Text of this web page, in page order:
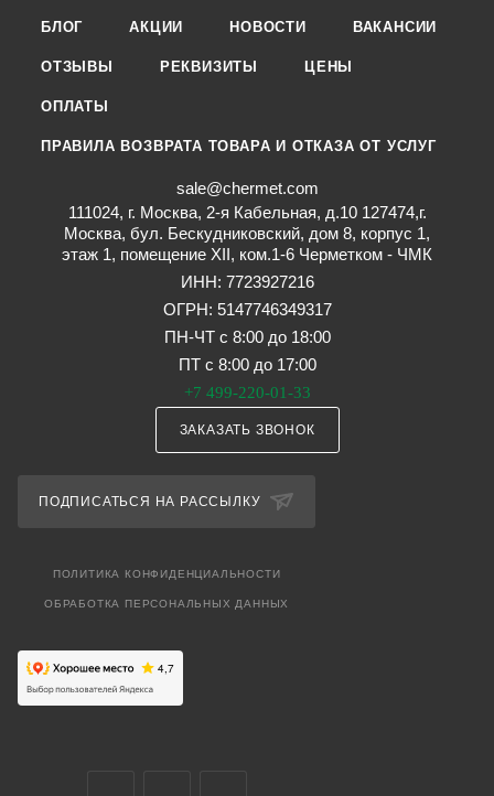
БЛОГ АКЦИИ НОВОСТИ ВАКАНСИИ
ОТЗЫВЫ РЕКВИЗИТЫ ЦЕНЫ
ОПЛАТЫ
ПРАВИЛА ВОЗВРАТА ТОВАРА И ОТКАЗА ОТ УСЛУГ
sale@chermet.com
111024, г. Москва, 2-я Кабельная, д.10 127474,г.
Москва, бул. Бескудниковский, дом 8, корпус 1,
этаж 1, помещение XII, ком.1-6 Черметком - ЧМК
ИНН: 7723927216
ОГРН: 5147746349317
ПН-ЧТ с 8:00 до 18:00
ПТ с 8:00 до 17:00
+7 499-220-01-33
ЗАКАЗАТЬ ЗВОНОК
ПОДПИСАТЬСЯ НА РАССЫЛКУ
ПОЛИТИКА КОНФИДЕНЦИАЛЬНОСТИ
ОБРАБОТКА ПЕРСОНАЛЬНЫХ ДАННЫХ